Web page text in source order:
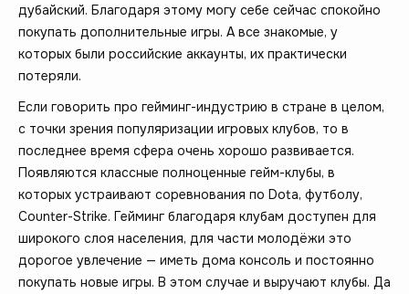
дубайский. Благодаря этому могу себе сейчас спокойно
покупать дополнительные игры. А все знакомые, у
которых были российские аккаунты, их практически
потеряли.
Если говорить про гейминг-индустрию в стране в целом,
с точки зрения популяризации игровых клубов, то в
последнее время сфера очень хорошо развивается.
Появляются классные полноценные гейм-клубы, в
которых устраивают соревнования по Dota, футболу,
Counter-Strike. Гейминг благодаря клубам доступен для
широкого слоя населения, для части молодёжи это
дорогое увлечение — иметь дома консоль и постоянно
покупать новые игры. В этом случае и выручают клубы. Да